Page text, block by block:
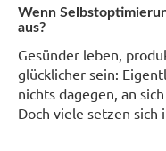
Wenn
aus?
Gesünder leben,
glücklicher sein:
nichts dagegen, an
Doch viele setzen sich